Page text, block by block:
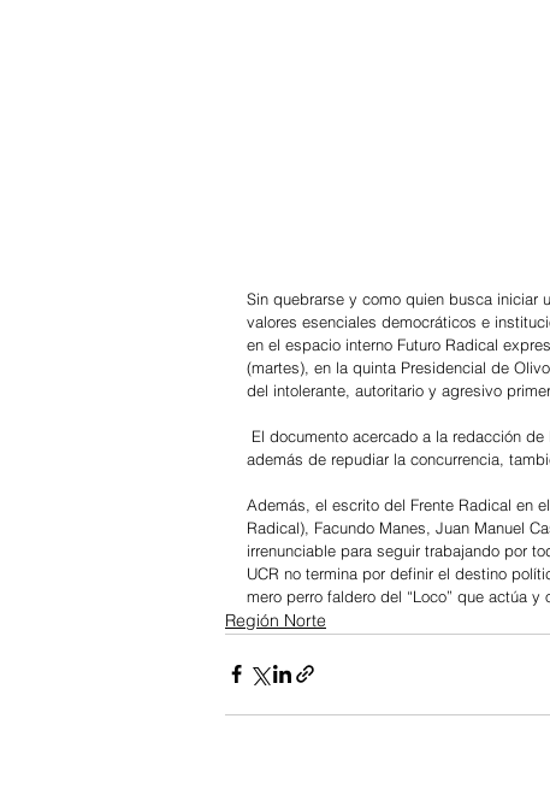
Sin quebrarse y como quien busca iniciar
valores esenciales democráticos e
en el espacio interno Futuro Radical
(martes), en la quinta Presidencial de
del intolerante, autoritario y agresivo
El documento acercado a la redacción
además de repudiar la concurrencia,
Además, el escrito del Frente Radical en
Radical), Facundo Manes, Juan Manuel
irrenunciable para seguir trabajando por
UCR no termina por definir el destino
mero perro faldero del “Loco” que actúa
Región Norte